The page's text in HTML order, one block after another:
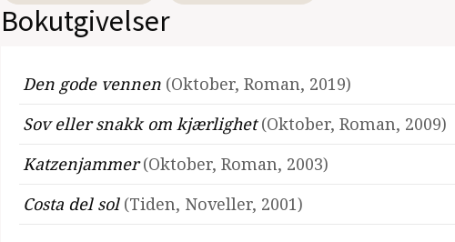
Bokutgivelser
Den gode vennen (Oktober, Roman, 2019)
Sov eller snakk om kjærlighet(Oktober, Roman, 2009)
Katzenjammer(Oktober, Roman, 2003)
Costa del sol (Tiden, Noveller, 2001)